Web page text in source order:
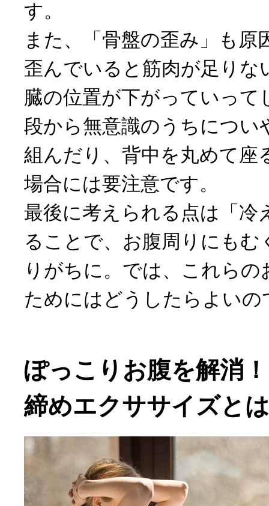
す。
また、「骨盤の歪み」も原
歪んでいると筋肉が足りな
臓の位置が下がっていって
段から無意識のうちについ
組んだり、背中を丸めて座
場合には要注意です。
最後に考えられる点は「冷
ることで、お腹周りにもむ
りがちに。では、これら
ためにはどうしたらよいの
ぽっこりお腹を解消
締めエクササイズとは